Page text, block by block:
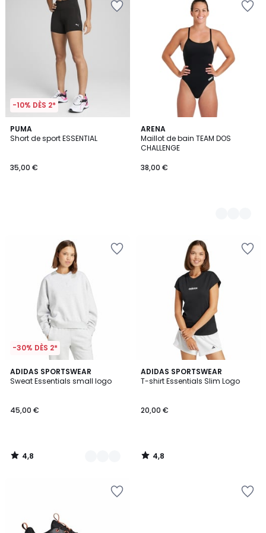
-10% DÈS 2*
PUMA
Short de sport ESSENTIAL
35,00 €
ARENA
Maillot de bain TEAM DOS
CHALLENGE
38,00 €
2
Couleurs
-30% DÈS 2*
ADIDAS SPORTSWEAR
Sweat Essentials small logo
45,00 €
4,8
/ 5
2
Couleurs
4,8
/
ADIDAS SPORTSWEAR
T-shirt Essentials Slim Logo
20,00 €
4,8
/ 5
4,8
/